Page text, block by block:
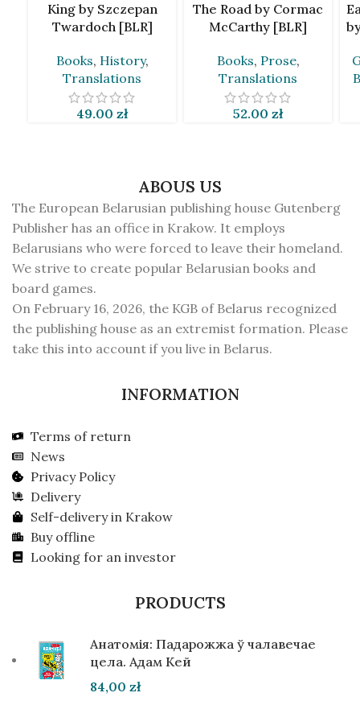
King by Szczepan
Twardoch [BLR]
Books, History,
Translations
49.00 zł
The Road by Cormac
McCarthy [BLR]
Books, Prose,
Translations
52.00 zł
ABOUS US
The European Belarusian publishing house Gutenberg
Publisher has an office in Krakow. It employs
Belarusians who were forced to leave their homeland.
We strive to create popular Belarusian books and
board games.
On February 16, 2026, the KGB of Belarus recognized
the publishing house as an extremist formation. Please
take this into account if you live in Belarus.
INFORMATION
Terms of return
News
Privacy Policy
Delivery
Self-delivery in Krakow
Buy offline
Looking for an investor
PRODUCTS
Анатомія: Падарожжа ў чалавечае
цела. Адам Кей
84,00 zł